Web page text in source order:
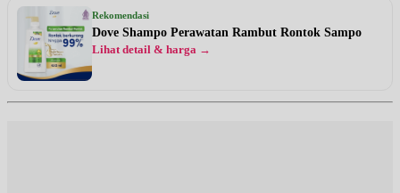
Rekomendasi
Dove Shampo Perawatan Rambut Rontok Sampo
Lihat detail & harga →